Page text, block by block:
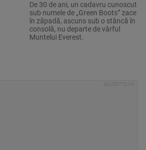
De 30 de ani, un cadavru cunoscut
sub numele de „Green Boots” zace
în zăpadă, ascuns sub o stâncă în
consolă, nu departe de vârful
Muntelui Everest.